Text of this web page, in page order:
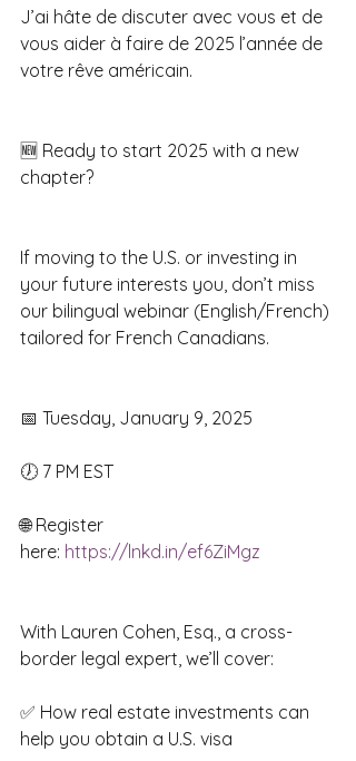
J’ai hâte de discuter avec vous et de
vous aider à faire de 2025 l’année de
votre rêve américain.
🆕 Ready to start 2025 with a new
chapter?
If moving to the U.S. or investing in
your future interests you, don’t miss
our bilingual webinar (English/French)
tailored for French Canadians.
📅 Tuesday, January 9, 2025
🕖 7 PM EST
🌐 Register
here: https://lnkd.in/ef6ZiMgz
With Lauren Cohen, Esq., a cross-
border legal expert, we’ll cover:
✅ How real estate investments can
help you obtain a U.S. visa